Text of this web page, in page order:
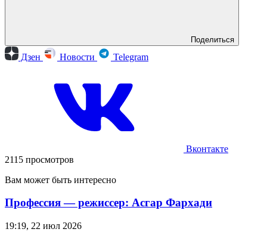
Поделиться
Дзен Новости Telegram
Вконтакте
2115 просмотров
Вам может быть интересно
Профессия — режиссер: Асгар Фархади
19:19, 22 июл 2026